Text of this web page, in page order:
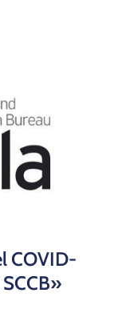
COVID-